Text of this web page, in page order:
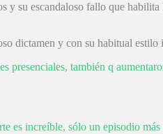
su escandaloso fallo que
dictamen y con su habitual estilo
presenciales, también q
es increíble, sólo un episodio